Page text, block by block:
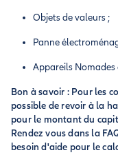
Objets de valeurs ;
Panne
Appareils Nomades
Bon à savoir : Pour les
possible de revoir à la
pour le montant du
Rendez vous dans la
besoin d'aide pour le